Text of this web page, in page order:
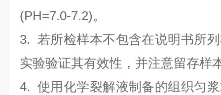
(PH=7.0-7.2)。
3. 若所检样本不包含在说明书所
实验验证其有效性，并注意留存样
4. 使用化学裂解液制备的组织匀